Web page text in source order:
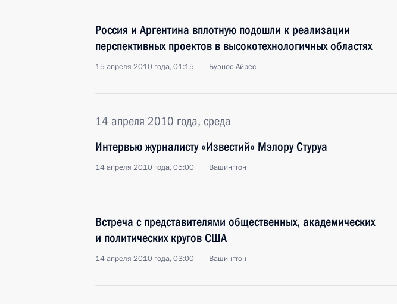
Россия и Аргентина вплотную подошли к реализации
перспективных проектов в высокотехнологичных областях
15 апреля 2010 года, 01:15 Буэнос-Айрес
14 апреля 2010 года, среда
Интервью журналисту «Известий» Мэлору Стуруа
14 апреля 2010 года, 05:00 Вашингтон
Встреча с представителями общественных, академических
и политических кругов США
14 апреля 2010 года, 03:00 Вашингтон